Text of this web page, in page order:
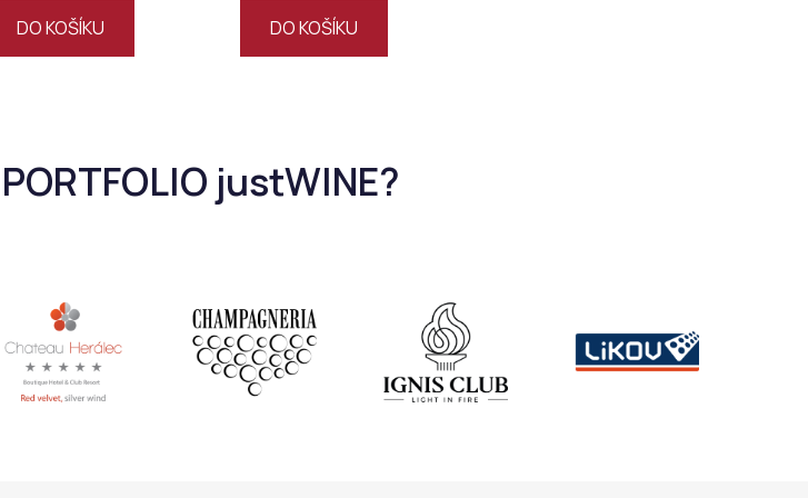
DO KOŠÍKU DO KOŠÍKU